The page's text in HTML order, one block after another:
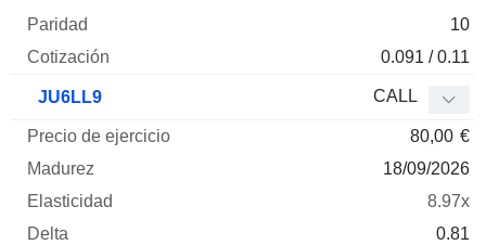
10
0.091 / 0.11
JU6LL9 CALL
80,00 €
18/09/2026
8.97x
0.81